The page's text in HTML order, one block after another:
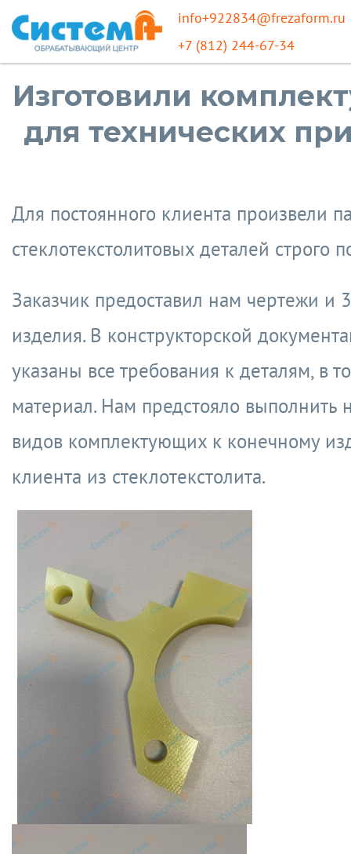
info+922834@frezaform.ru
+7 (812) 244-67-34
Изготовили
для технических
Для постоянного клиента произвели
стеклотекстолитовых деталей строго
Заказчик предоставил нам чертежи и
изделия. В конструкторской
указаны все требования к деталям, в
материал. Нам предстояло выполнить
видов комплектующих к конечному
клиента из стеклотекстолита.